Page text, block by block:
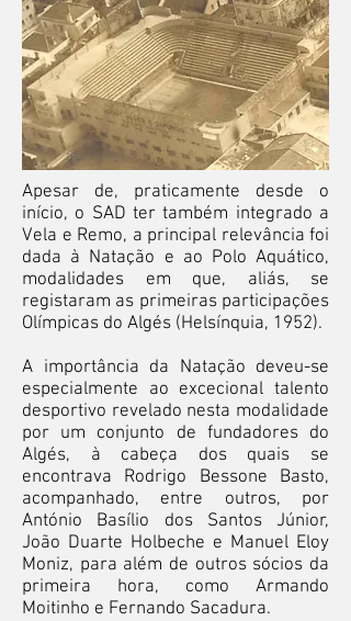
Apesar de, praticamente desde o
início, o SAD ter também integrado a
Vela e Remo, a principal relevância foi
dada à Natação e ao Polo Aquático,
modalidades em que, aliás, se
registaram as primeiras participações
Olímpicas do Algés (Helsínquia, 1952).
A importância da Natação deveu-se
especialmente ao excecional talento
desportivo revelado nesta modalidade
por um conjunto de fundadores do
Algés, à cabeça dos quais se
encontrava Rodrigo Bessone Basto,
acompanhado, entre outros, por
António Basílio dos Santos Júnior,
João Duarte Holbeche e Manuel Eloy
Moniz, para além de outros sócios da
primeira hora, como Armando
Moitinho e Fernando Sacadura.